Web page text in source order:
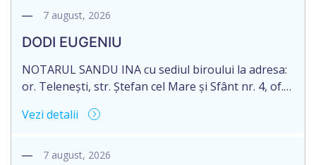
decedat/ă la 16 mai 2026. Eliberarea certificatului de
de 16.05.2027 termenul de opțiune pentru
acceptarea […]
7 august, 2026
DODI EUGENIU
NOTARUL SANDU INA cu sediul biroului la adresa:
or. Telenești, str. Ștefan cel Mare și Sfânt nr. 4, of.
succesorale în urma decesului cet. DODI EUGENIU,
2003035009604, decedat/ă la data de 12.01.2026
Vezi detalii
7 august, 2026